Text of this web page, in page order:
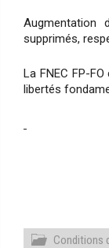
Augmentation
supprimés,
La FNEC FP-
libertés
Conditions